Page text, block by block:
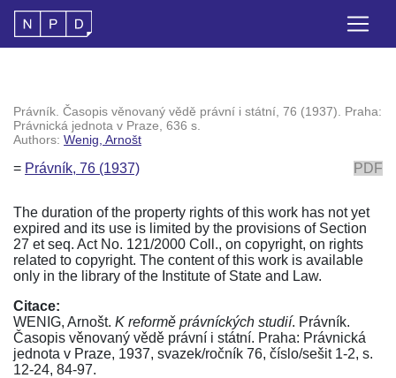
Právník. Časopis věnovaný vědě právní i státní, 76 (1937). Praha:
Právnická jednota v Praze, 636 s.
Authors: Wenig, Arnošt
= Právník, 76 (1937) PDF
The duration of the property rights of this work has not yet
expired and its use is limited by the provisions of Section
27 et seq. Act No. 121/2000 Coll., on copyright, on rights
related to copyright. The content of this work is available
only in the library of the Institute of State and Law.
Citace:
WENIG, Arnošt. K reformě právníckých studií. Právník.
Časopis věnovaný vědě právní i státní. Praha: Právnická
jednota v Praze, 1937, svazek/ročník 76, číslo/sešit 1-2, s.
12-24, 84-97.